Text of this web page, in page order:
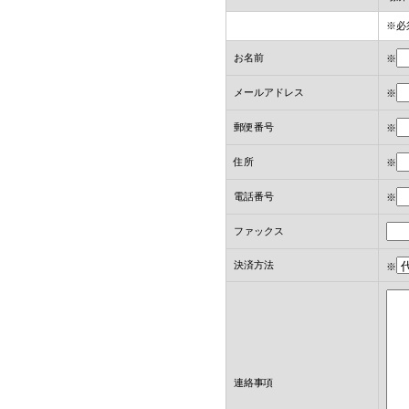
※必
お名前 ※
メールアドレス ※
郵便番号 ※
住所 ※
電話番号 ※
ファックス
決済方法 ※
連絡事項